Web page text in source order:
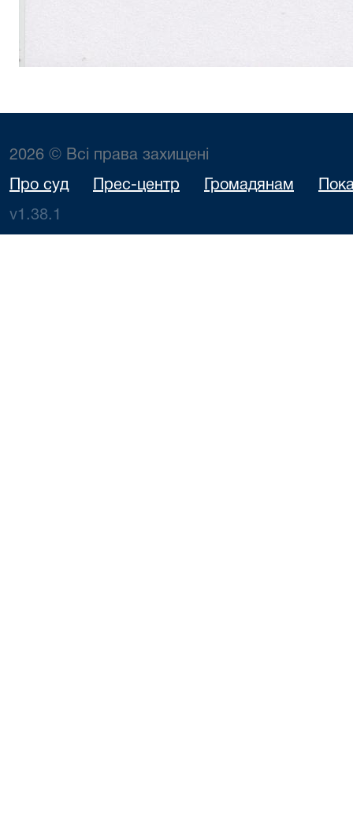
2026 © Всі права захищені
Про суд Прес-центр Громадянам
v1.38.1